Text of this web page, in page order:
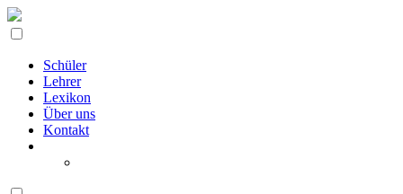
Schüler
Lehrer
Lexikon
Über uns
Kontakt